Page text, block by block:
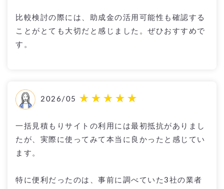
比較検討の際には、助成金の活用可能性も確認する
ことがとても大切だと感じました。ぜひおすすめで
す。
2026/05
一括見積もりサイトの利用には最初抵抗がありまし
たが、実際に使ってみて本当に良かったと感じてい
ます。
特に便利だったのは、事前に調べていた3社の業者